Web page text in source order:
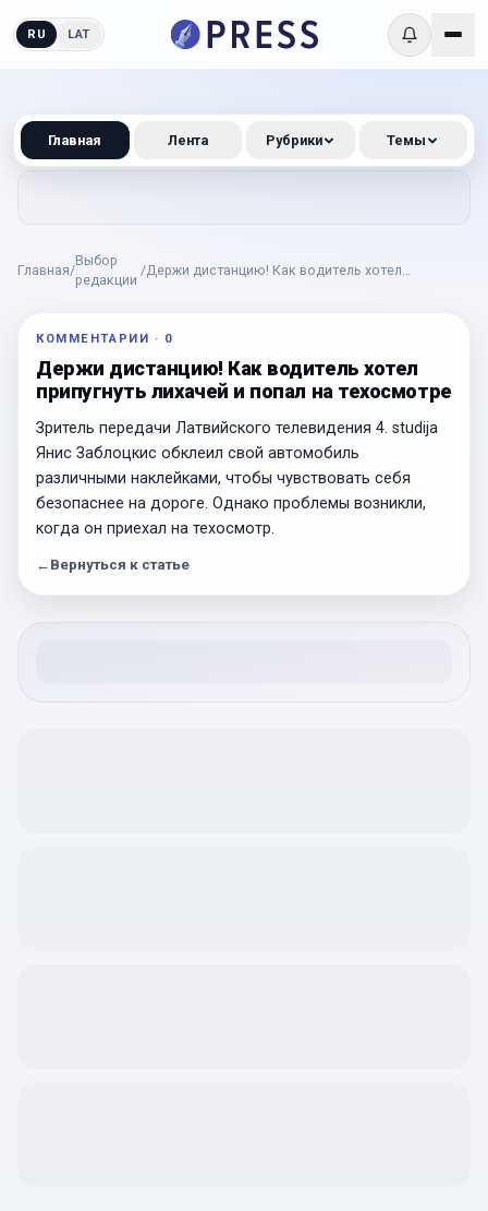
RU LAT
Главная/
Выбор
редакции
/Держи дистанцию! Как водитель хотел
КОММЕНТАРИИ · 0
Держи дистанцию! Как водитель хотел
припугнуть лихачей и попал на техосмотре
Зритель передачи Латвийского телевидения 4. studija
Янис Заблоцкис обклеил свой автомобиль
различными наклейками, чтобы чувствовать себя
безопаснее на дороге. Однако проблемы возникли,
когда он приехал на техосмотр.
← Вернуться к статье
Главная Лента Рубрики Темы